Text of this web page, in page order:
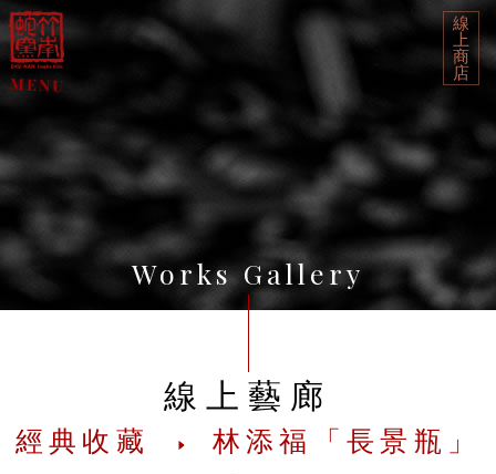
線
上
商
店
Works Gallery
線上藝廊
經典收藏
林添福「長景瓶」